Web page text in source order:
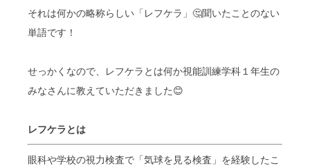
それは何かの略称らしい「レフケラ」🤔聞いたことのない
単語です！
せっかくなので、レフケラとは何か視能訓練学科１年生の
みなさんに教えていただきました😊
レフケラとは
眼科や学校の視力検査で「気球を見る検査」を経験したこ